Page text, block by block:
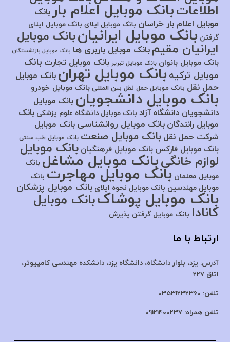
اطلاعاتبانک موبایل اعلام باربانک
موبایل اعلام بار خراسان بانک موبایل اپلای بانک موبایل اپلای
گرفتن بانک موبایل ایرانیانبانک موبایل
ایرانیان مقیم بانک موبایل باربری ها بانک موبایل بازنشستگان
بانک موبایل بانوان بانک موبایل تبریز بانک موبایل تجارت بانک
موبایل ترکیه بانک موبایل تهران بانک موبایل
حمل نقل بانک موبایل حمل نقل بین المللی بانک موبایل خودرو
بانک موبایل دانشجویان بانک موبایل
دانشجویان دانشگاه آزاد بانک موبایل دانشگاه علوم پزشکی بانک
موبایل رانندگان بانک موبایل روانشناسی بانک موبایل
شرکت حمل نقل بانک موبایل صنعت بانک موبایل طب سنتی
بانک موبایل فارکس بانک موبایل فرهنگیان بانک موبایل
لوازم خانگیبانک موبایل مشاغلبانک
موبایل معلمان بانک موبایل مهاجرت بانک
موبایل مهندسین بانک موبایل نحوه اپلای بانک موبایل پزشکان
بانک موبایل پوشاکبانک موبایل
کانادا بانک موبایل گرفتن پذیرش
ارتباط با ما
آدرس: یزد، بلوار دانشگاه، دانشگاه یزد،دانشکده مهندسی کامپیوتر،
اتاق 227
تلفن: 03531232360
تلفن همراه: 09121400237